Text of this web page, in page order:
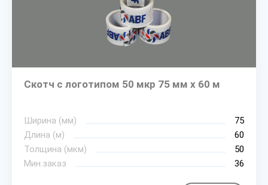
Скотч с логотипом 50 мкр 75 мм х 60 м
Ширина (мм)
75
Длина (м)
60
Толщина (мкм)
50
Мин.заказ
36